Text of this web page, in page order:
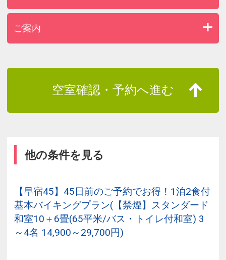
ご案内
空室確認・予約へ進む
他の条件を見る
【早宿45】45日前のご予約でお得！1泊2食付
基本バイキングプラン(【禁煙】スタンダード
和室10＋6畳(65平米/バス・トイレ付和室) 3
～4名 14,900～29,700円)